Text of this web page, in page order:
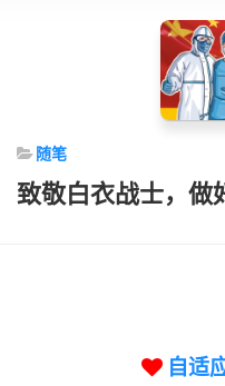
随笔
致敬白衣战士，做
自适